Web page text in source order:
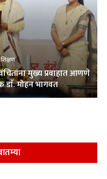
मुख्य प्रवाहात आणणे
मोहन भागवत